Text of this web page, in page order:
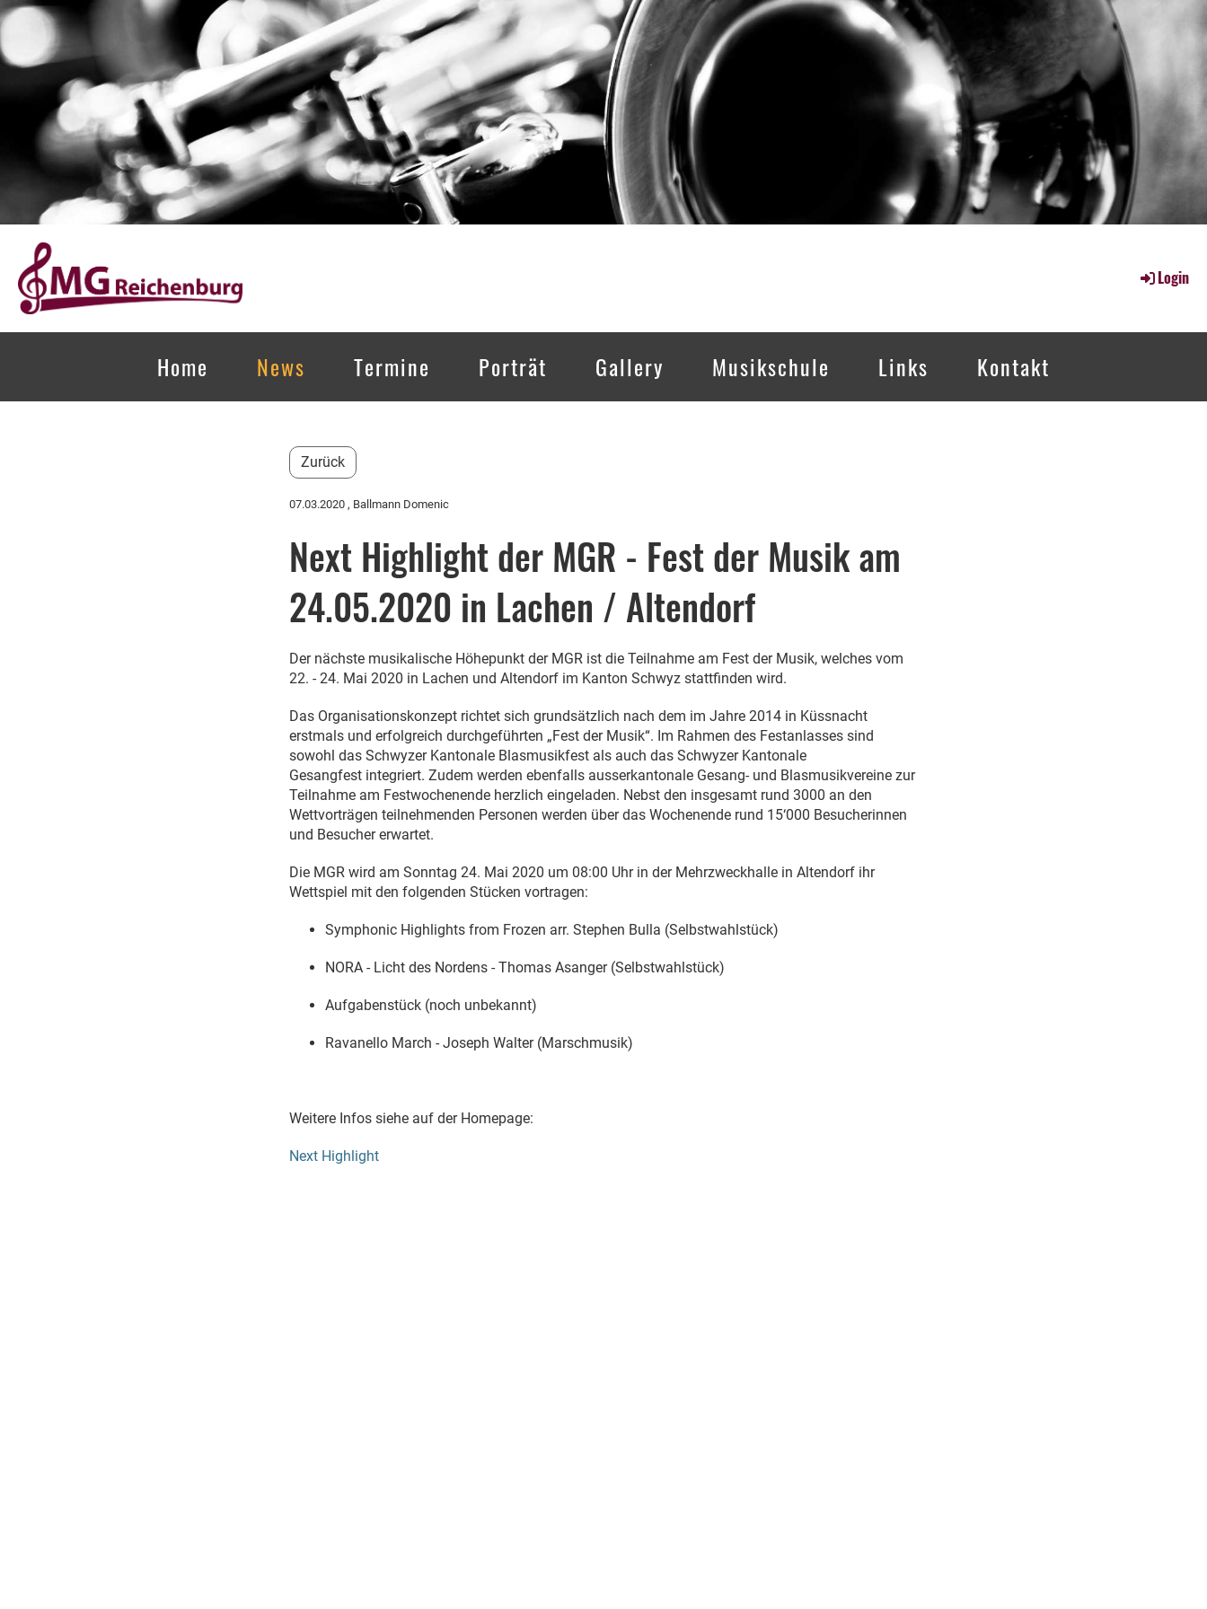
Login
Home News Termine Porträt Gallery Musikschule Links Kontakt
Zurück
07.03.2020, Ballmann Domenic
Next Highlight der MGR - Fest der Musik am
24.05.2020 in Lachen / Altendorf
Der nächste musikalische Höhepunkt der MGR ist die Teilnahme am Fest der Musik, welches vom
22. - 24. Mai 2020 in Lachen und Altendorf im Kanton Schwyz stattfinden wird.
Das Organisationskonzept richtet sich grundsätzlich nach dem im Jahre 2014 in Küssnacht
erstmals und erfolgreich durchgeführten „Fest der Musik“. Im Rahmen des Festanlasses sind
sowohl das Schwyzer Kantonale Blasmusikfest als auch das Schwyzer Kantonale
Gesangfest integriert. Zudem werden ebenfalls ausserkantonale Gesang- und Blasmusikvereine zur
Teilnahme am Festwochenende herzlich eingeladen. Nebst den insgesamt rund 3000 an den
Wettvorträgen teilnehmenden Personen werden über das Wochenende rund 15‘000 Besucherinnen
und Besucher erwartet.
Die MGR wird am Sonntag 24. Mai 2020 um 08:00 Uhr in der Mehrzweckhalle in Altendorf ihr
Wettspiel mit den folgenden Stücken vortragen:
Symphonic Highlights from Frozen arr. Stephen Bulla (Selbstwahlstück)
NORA - Licht des Nordens - Thomas Asanger (Selbstwahlstück)
Aufgabenstück (noch unbekannt)
Ravanello March - Joseph Walter (Marschmusik)
Weitere Infos siehe auf der Homepage:
Next Highlight